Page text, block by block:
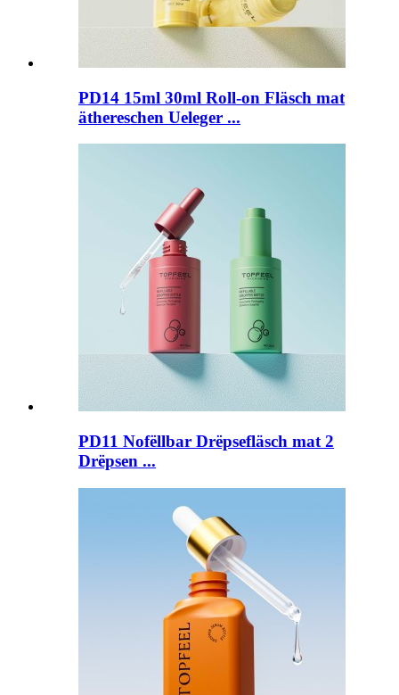
PD14 15ml 30ml Roll-on Fläsch mat
äthereschen Ueleger ...
PD11 Nofëllbar Drëpsefläsch mat 2
Drëpsen ...